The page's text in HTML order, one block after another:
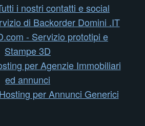
i nostri contatti e social
di Backorder Domini .IT
- Servizio prototipi e
Stampe 3D
per Agenzie Immobiliari
ed annunci
per Annunci Generici